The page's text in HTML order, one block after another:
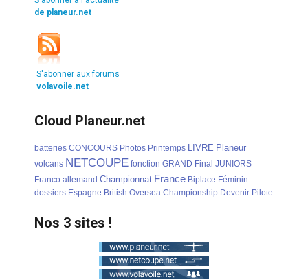
de planeur.net
S'abonner aux forums
volavoile.net
Cloud Planeur.net
batteries CONCOURS Photos Printemps LIVRE Planeur
volcans NETCOUPE fonction GRAND Final JUNIORS
Franco allemand Championnat France Biplace Féminin
dossiers Espagne British Oversea Championship Devenir Pilote
Nos 3 sites !